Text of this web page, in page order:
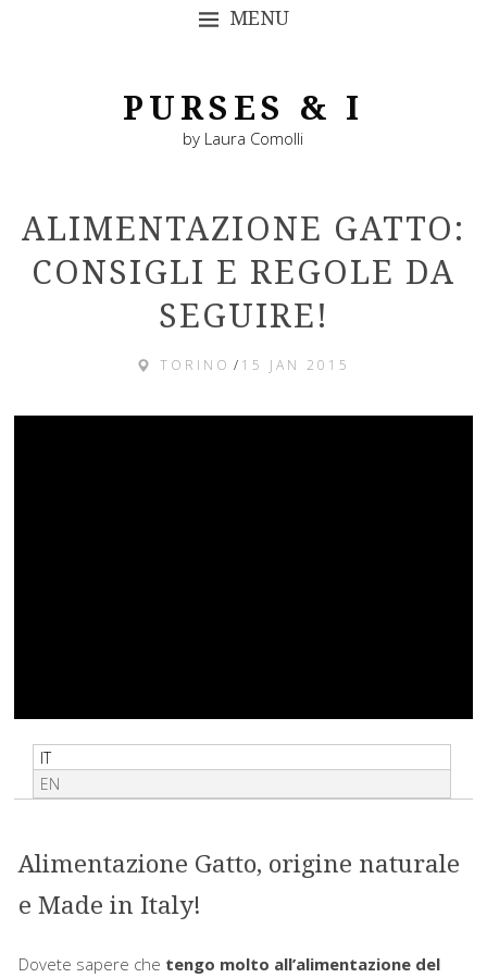
MENU
PURSES & I
by Laura Comolli
ALIMENTAZIONE GATTO:
CONSIGLI E REGOLE DA
SEGUIRE!
TORINO / 15 JAN 2015
IT
EN
Alimentazione Gatto, origine naturale
e Made in Italy!
Dovete sapere che tengo molto all’alimentazione del